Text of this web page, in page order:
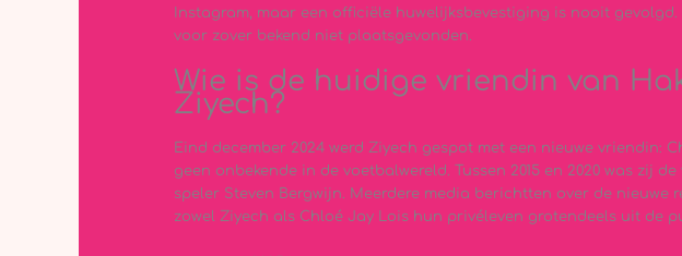
Instagram, maar een officiële huwelijksbevestiging is nooit
voor zover bekend niet plaatsgevonden.
Wie is de huidige vriendin van
Ziyech?
Eind december 2024 werd Ziyech gespot met een nieuwe vriendin:
geen onbekende in de voetbalwereld. Tussen 2015 en 2020 was zij
speler Steven Bergwijn. Meerdere media berichtten over de nieuwe
zowel Ziyech als Chloé Jay Lois hun privéleven grotendeels uit de